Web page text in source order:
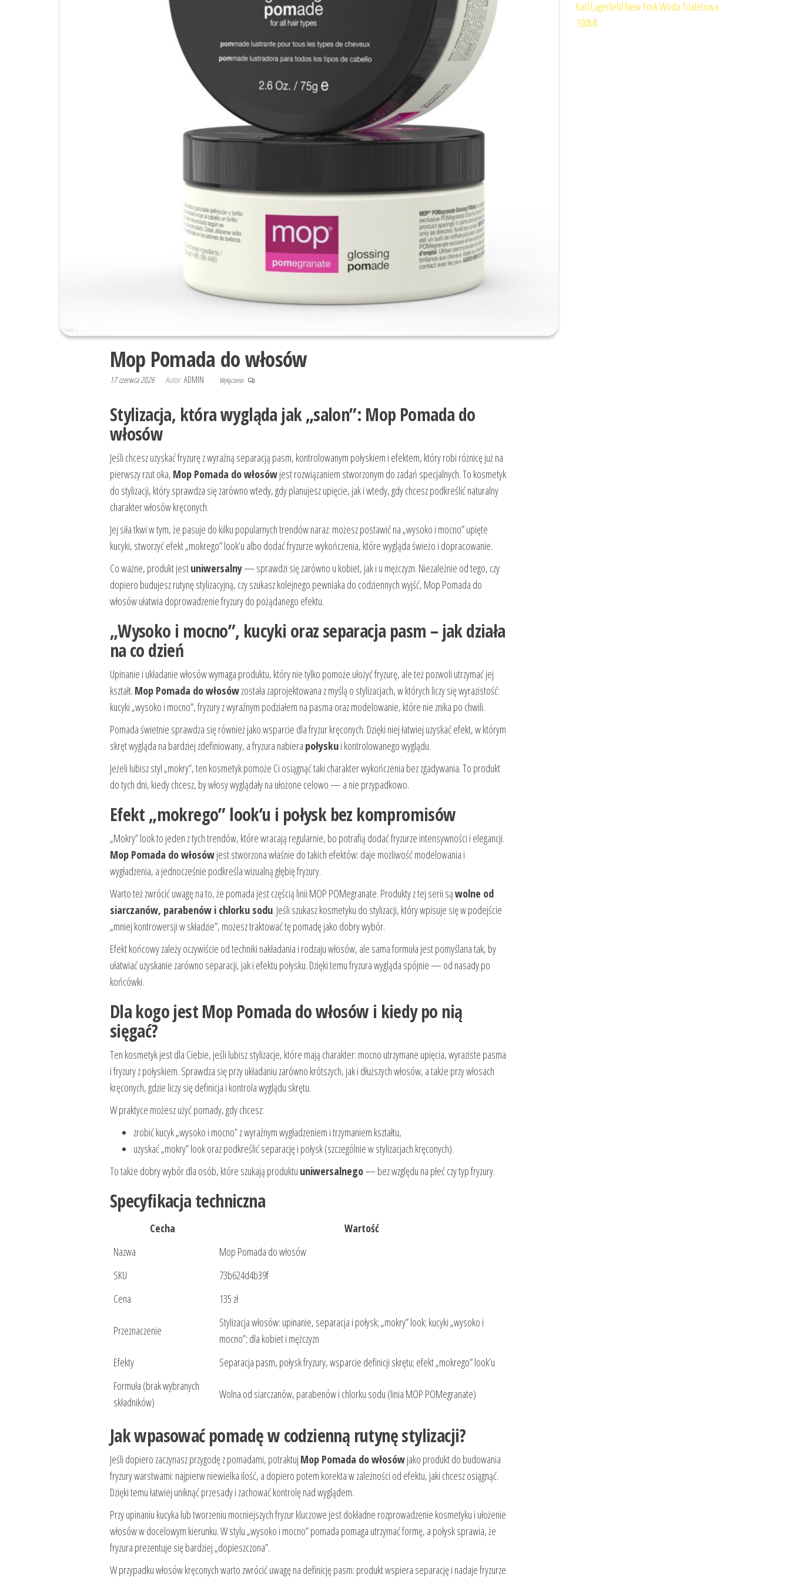
Mop Pomada do włosów
17 czerwca 2026 Autor ADMIN Wyłączono
Stylizacja, która wygląda jak „salon”: Mop Pomada do
włosów
Jeśli chcesz uzyskać fryzurę z wyraźną separacją pasm, kontrolowanym połyskiem i efektem, który robi różnicę już na
pierwszy rzut oka, Mop Pomada do włosówjest rozwiązaniem stworzonym do zadań specjalnych. To kosmetyk
do stylizacji, który sprawdza się zarówno wtedy, gdy planujesz upięcie, jak i wtedy, gdy chcesz podkreślić naturalny
charakter włosów kręconych.
Jej siła tkwi w tym, że pasuje do kilku popularnych trendów naraz: możesz postawić na „wysoko i mocno” upięte
kucyki, stworzyć efekt „mokrego” look’u albo dodać fryzurze wykończenia, które wygląda świeżo i dopracowanie.
Co ważne, produkt jestuniwersalny— sprawdzi się zarówno u kobiet, jak i u mężczyzn. Niezależnie od tego, czy
dopiero budujesz rutynę stylizacyjną, czy szukasz kolejnego pewniaka do codziennych wyjść, Mop Pomada do
włosów ułatwia doprowadzenie fryzury do pożądanego efektu.
„Wysoko i mocno”, kucyki oraz separacja pasm – jak działa
na co dzień
Upinanie i układanie włosów wymaga produktu, który nie tylko pomoże ułożyć fryzurę, ale też pozwoli utrzymać jej
kształt. Mop Pomada do włosówzostała zaprojektowana z myślą o stylizacjach, w których liczy się wyrazistość:
kucyki „wysoko i mocno”, fryzury z wyraźnym podziałem na pasma oraz modelowanie, które nie znika po chwili.
Pomada świetnie sprawdza się również jako wsparcie dla fryzur kręconych. Dzięki niej łatwiej uzyskać efekt, w którym
skręt wygląda na bardziej zdefiniowany, a fryzura nabiera połyskui kontrolowanego wyglądu.
Jeżeli lubisz styl „mokry”, ten kosmetyk pomoże Ci osiągnąć taki charakter wykończenia bez zgadywania. To produkt
do tych dni, kiedy chcesz, by włosy wyglądały na ułożone celowo — a nie przypadkowo.
Efekt „mokrego” look’u i połysk bez kompromisów
„Mokry” look to jeden z tych trendów, które wracają regularnie, bo potrafią dodać fryzurze intensywności i elegancji.
Mop Pomada do włosówjest stworzona właśnie do takich efektów: daje możliwość modelowania i
wygładzenia, a jednocześnie podkreśla wizualną głębię fryzury.
Warto też zwrócić uwagę na to, że pomada jest częścią linii MOP POMegranate. Produkty z tej serii sąwolne od
siarczanów, parabenów i chlorku sodu. Jeśli szukasz kosmetyku do stylizacji, który wpisuje się w podejście
„mniej kontrowersji w składzie”, możesz traktować tę pomadę jako dobry wybór.
Efekt końcowy zależy oczywiście od techniki nakładania i rodzaju włosów, ale sama formuła jest pomyślana tak, by
ułatwiać uzyskanie zarówno separacji, jak i efektu połysku. Dzięki temu fryzura wygląda spójnie — od nasady po
końcówki.
Dla kogo jest Mop Pomada do włosów i kiedy po nią
sięgać?
Ten kosmetyk jest dla Ciebie, jeśli lubisz stylizacje, które mają charakter: mocno utrzymane upięcia, wyraziste pasma
i fryzury z połyskiem. Sprawdza się przy układaniu zarówno krótszych, jak i dłuższych włosów, a także przy włosach
kręconych, gdzie liczy się definicja i kontrola wyglądu skrętu.
W praktyce możesz użyć pomady, gdy chcesz:
zrobić kucyk „wysoko i mocno” z wyraźnym wygładzeniem i trzymaniem kształtu,
uzyskać „mokry” look oraz podkreślić separację i połysk (szczególnie w stylizacjach kręconych).
To także dobry wybór dla osób, które szukają produktu uniwersalnego— bez względu na płeć czy typ fryzury.
Specyfikacja techniczna
Cecha
Wartość
Nazwa
Mop Pomada do włosów
SKU
73b624d4b39f
Cena
135 zł
Przeznaczenie
Stylizacja włosów: upinanie, separacja i połysk; „mokry” look; kucyki „wysoko i
mocno”; dla kobiet i mężczyzn
Efekty
Separacja pasm, połysk fryzury, wsparcie definicji skrętu; efekt „mokrego” look’u
Formuła (brak wybranych
składników)
Wolna od siarczanów, parabenów i chlorku sodu (linia MOP POMegranate)
Jak wpasować pomadę w codzienną rutynę stylizacji?
Jeśli dopiero zaczynasz przygodę z pomadami, potraktuj Mop Pomada do włosówjako produkt do budowania
fryzury warstwami: najpierw niewielka ilość, a dopiero potem korekta w zależności od efektu, jaki chcesz osiągnąć.
Dzięki temu łatwiej uniknąć przesady i zachować kontrolę nad wyglądem.
Przy upinaniu kucyka lub tworzeniu mocniejszych fryzur kluczowe jest dokładne rozprowadzenie kosmetyku i ułożenie
włosów w docelowym kierunku. W stylu „wysoko i mocno” pomada pomaga utrzymać formę, a połysk sprawia, że
fryzura prezentuje się bardziej „dopieszczona”.
W przypadku włosów kręconych warto zwrócić uwagę na definicję pasm: produkt wspiera separację i nadaje fryzurze
Karl Lagerfeld New York Woda Toaletowa
100Ml